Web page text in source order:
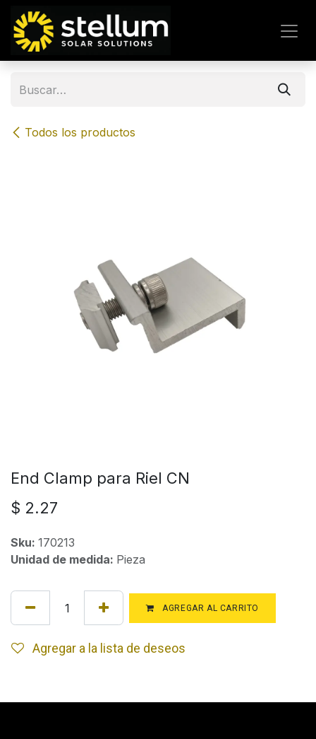
Todos los productos
End Clamp para Riel CN
$ 2.27
Sku: 170213
Unidad de medida: Pieza
AGREGAR AL CARRITO
Agregar a la lista de deseos